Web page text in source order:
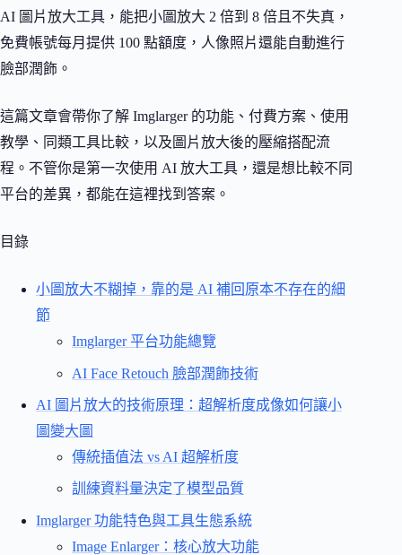
AI 圖片放大工具，能把小圖放大 2 倍到 8 倍且不失真，
免費帳號每月提供 100 點額度，人像照片還能自動進行
臉部潤飾。
這篇文章會帶你了解 Imglarger 的功能、付費方案、使用
教學、同類工具比較，以及圖片放大後的壓縮搭配流
程。不管你是第一次使用 AI 放大工具，還是想比較不同
平台的差異，都能在這裡找到答案。
目錄
小圖放大不糊掉，靠的是 AI 補回原本不存在的細
節
Imglarger 平台功能總覽
AI Face Retouch 臉部潤飾技術
AI 圖片放大的技術原理：超解析度成像如何讓小
圖變大圖
傳統插值法 vs AI 超解析度
訓練資料量決定了模型品質
Imglarger 功能特色與工具生態系統
Image Enlarger：核心放大功能